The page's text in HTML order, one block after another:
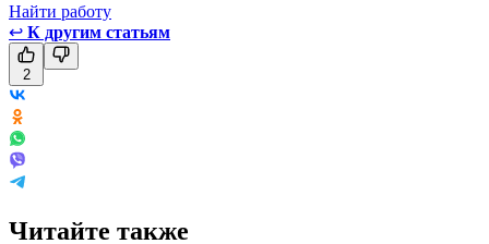
Найти работу
↩ К другим статьям
2
Читайте также